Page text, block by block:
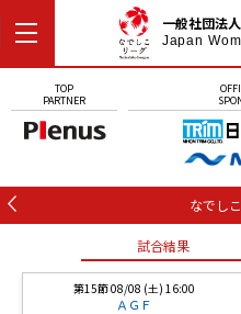
一般社団法
Japan
TOP
PARTNER
なでし
試合結果
第15節 08/08 (土) 16:00
ＡＧＦ